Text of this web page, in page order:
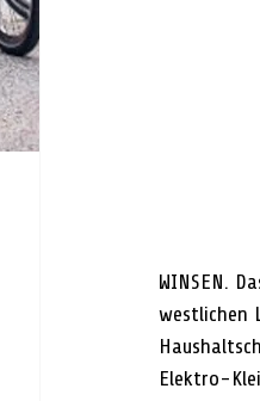
WINSEN.
westlichen
Elektro-